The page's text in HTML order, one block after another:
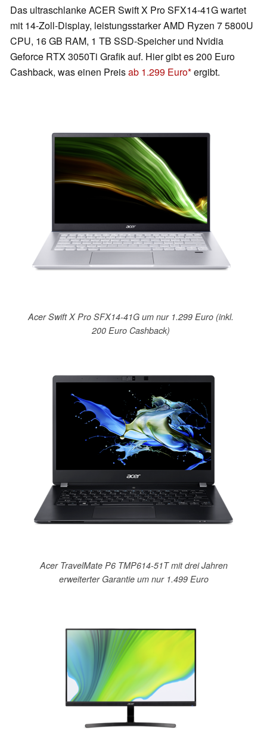
Das ultraschlanke ACER Swift X Pro SFX14-41G wartet
mit 14-Zoll-Display, leistungsstarker AMD Ryzen 7 5800U
CPU, 16 GB RAM, 1 TB SSD-Speicher und Nvidia
Geforce RTX 3050Ti Grafik auf. Hier gibt es 200 Euro
Cashback, was einen Preisab 1.299 Euro ergibt.
Acer Swift X Pro SFX14-41G um nur 1.299 Euro (inkl.
200 Euro Cashback)
Acer TravelMate P6 TMP614-51T mit drei Jahren
erweiterter Garantie um nur 1.499 Euro